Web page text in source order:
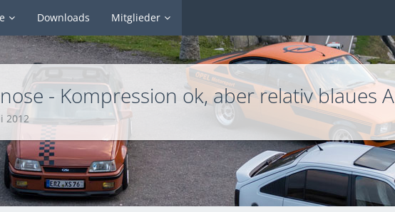
Downloads Mitglieder
- Kompression ok, aber relativ blaues
2012